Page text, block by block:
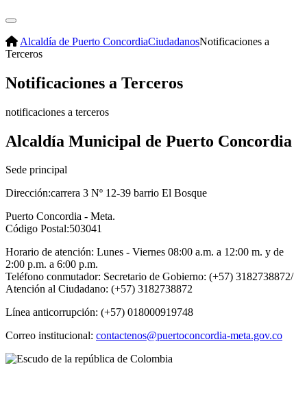
Alcaldía de Puerto ConcordiaCiudadanosNotificaciones a
Terceros
Notificaciones a Terceros
​notif​icaciones a terceros
Alcaldía Municipal de Puerto Concordia
Sede principal
Dirección:carrera 3 Nº 12-39 barrio El Bosque
Puerto Concordia - Meta.
Código Postal:503041
Horario de atención: Lunes - Viernes 08:00 a.m. a 12:00 m. y de
2:00 p.m. a 6:00 p.m.
Teléfono conmutador: Secretario de Gobierno: (+57) 3182738872/
Atención al Ciudadano: (+57) 3182738872
Línea anticorrupción: (+57) 018000919748
Correo institucional: contactenos@puertoconcordia-meta.gov.co